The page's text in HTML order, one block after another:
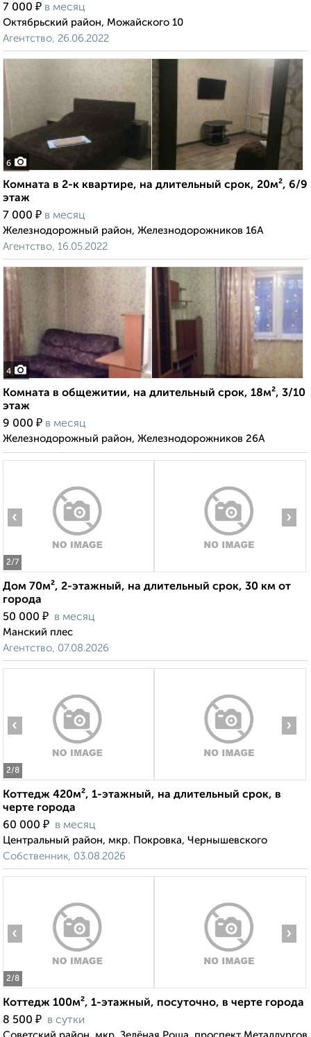
7 000 ₽ в месяц
Октябрьский район, Можайского 10
Агентство, 26.06.2022
6
Комната в 2-к квартире, на длительный срок, 20м², 6/9
этаж
7 000 ₽ в месяц
Железнодорожный район, Железнодорожников 16А
Агентство, 16.05.2022
4
Комната в общежитии, на длительный срок, 18м², 3/10
этаж
9 000 ₽ в месяц
Железнодорожный район, Железнодорожников 26А
2/7
‹ ›
Дом 70м², 2-этажный, на длительный срок, 30 км от
города
50 000 ₽ в месяц
Манский плес
Агентство, 07.08.2026
2/8
‹ ›
Коттедж 420м², 1-этажный, на длительный срок, в
черте города
60 000 ₽ в месяц
Центральный район, мкр. Покровка, Чернышевского
Собственник, 03.08.2026
2/8
‹ ›
Коттедж 100м², 1-этажный, посуточно, в черте города
8 500 ₽ в сутки